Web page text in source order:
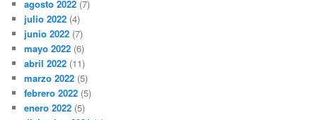
agosto 2022 (7)
julio 2022 (4)
junio 2022 (7)
mayo 2022 (6)
abril 2022 (11)
marzo 2022 (5)
febrero 2022 (5)
enero 2022 (5)